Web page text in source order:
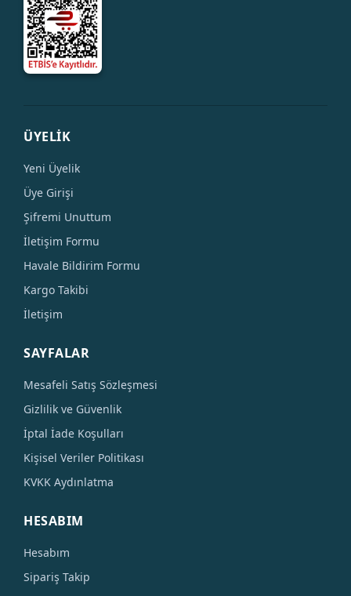
ÜYELİK
Yeni Üyelik
Üye Girişi
Şifremi Unuttum
İletişim Formu
Havale Bildirim Formu
Kargo Takibi
İletişim
SAYFALAR
Mesafeli Satış Sözleşmesi
Gizlilik ve Güvenlik
İptal İade Koşulları
Kişisel Veriler Politikası
KVKK Aydınlatma
HESABIM
Hesabım
Sipariş Takip